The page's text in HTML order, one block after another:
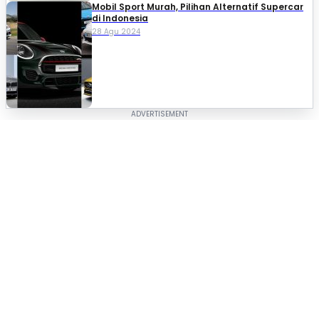
Mobil Sport Murah, Pilihan Alternatif Supercar
di Indonesia
28 Agu 2024